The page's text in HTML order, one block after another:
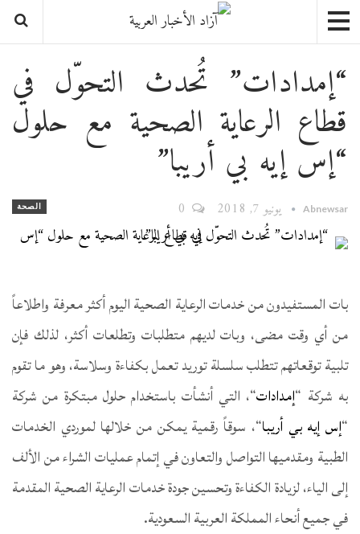
“إمدادات” تُحدث التحوّل في
قطاع الرعاية الصحية مع حلول
“إس إيه بي أريبا”
الصحة Abnewsar يونيو 7, 2018
بات المستفيدون من خدمات الرعاية الصحية اليوم أكثر معرفة واطلاعاً
من أي وقت مضى، وبات لديهم متطلبات وتطلعات أكثر، لذلك فإن
تلبية توقعاتهم تتطلب سلسلة توريد تعمل بكفاءة وسلاسة، وهو ما تقوم
به شركة “إمدادات“، التي أنشأت باستخدام حلول مبتكرة من شركة
“إس إيه بي أريبا“، سوقاً رقمية يمكن من خلالها لموردي الخدمات
الطبية ومقدميها التواصل والتعاون في إتمام عمليات الشراء من الألف
إلى الياء، لزيادة الكفاءة وتحسين جودة خدمات الرعاية الصحية المقدمة
في جميع أنحاء المملكة العربية السعودية.